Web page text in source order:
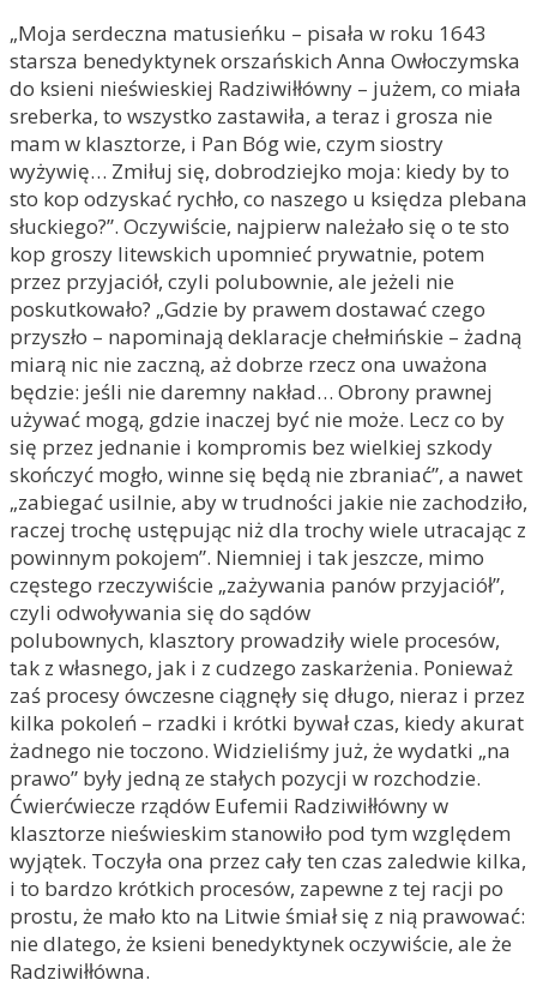
„Moja serdeczna matusieńku – pisała w roku 1643
starsza benedyktynek orszańskich Anna Owłoczymska
do ksieni nieświeskiej Radziwiłłówny – jużem, co miała
sreberka, to wszystko zastawiła, a teraz i grosza nie
mam w klasztorze, i Pan Bóg wie, czym siostry
wyżywię… Zmiłuj się, dobrodziejko moja: kiedy by to
sto kop odzyskać rychło, co naszego u księdza plebana
słuckiego?”. Oczywiście, najpierw należało się o te sto
kop groszy litewskich upomnieć prywatnie, potem
przez przyjaciół, czyli polubownie, ale jeżeli nie
poskutkowało? „Gdzie by prawem dostawać czego
przyszło – napominają deklaracje chełmińskie – żadną
miarą nic nie zaczną, aż dobrze rzecz ona uważona
będzie: jeśli nie daremny nakład… Obrony prawnej
używać mogą, gdzie inaczej być nie może. Lecz co by
się przez jednanie i kompromis bez wielkiej szkody
skończyć mogło, winne się będą nie zbraniać”, a nawet
„zabiegać usilnie, aby w trudności jakie nie zachodziło,
raczej trochę ustępując niż dla trochy wiele utracając z
powinnym pokojem”. Niemniej i tak jeszcze, mimo
częstego rzeczywiście „zażywania panów przyjaciół”,
czyli odwoływania się do sądów
polubownych, klasztory prowadziły wiele procesów,
tak z własnego, jak i z cudzego zaskarżenia. Ponieważ
zaś procesy ówczesne ciągnęły się długo, nieraz i przez
kilka pokoleń – rzadki i krótki bywał czas, kiedy akurat
żadnego nie toczono. Widzieliśmy już, że wydatki „na
prawo” były jedną ze stałych pozycji w rozchodzie.
Ćwierćwiecze rządów Eufemii Radziwiłłówny w
klasztorze nieświeskim stanowiło pod tym względem
wyjątek. Toczyła ona przez cały ten czas zaledwie kilka,
i to bardzo krótkich procesów, zapewne z tej racji po
prostu, że mało kto na Litwie śmiał się z nią prawować:
nie dlatego, że ksieni benedyktynek oczywiście, ale że
Radziwiłłówna.